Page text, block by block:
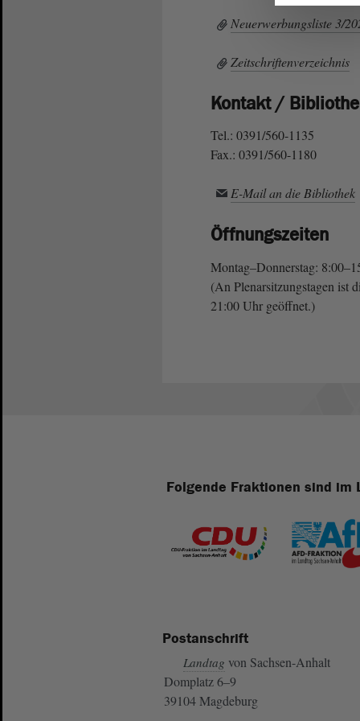
Neuerwerbungsliste 3/
Zeitschriftenverzeichnis
Kontakt /
Tel.: 0391/560-1135
Fax.: 0391/560-1180
E-Mail an die Bibliothek
Öffnungszeiten
Montag–Donnerstag:
(An Plenarsitzungstagen ist
21:00 Uhr geöffnet.)
Folgende Fraktionen sind im
Postanschrift
Landtag von Sachsen-Anhalt
Domplatz 6–9
39104 Magdeburg